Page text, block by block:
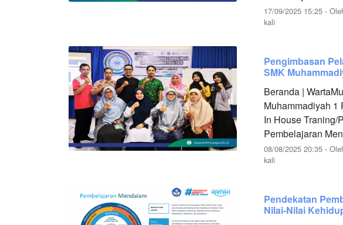
17/09/2025 15:25 -
kali
Pengimbasan
SMK
Beranda |
Muhammadiyah 1
In House Traning/
Pembelajaran
08/08/2025 20:35 -
kali
Pendekatan
Nilai-Nilai